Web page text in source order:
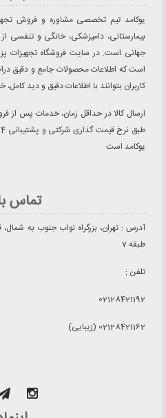
یوکامد تیم تخصصی مشاوره و فروش
بیمارستانی، دامپزشکی، خانگی و تنفسی
جهانی است. در سایت فروشگاه تجهیزات
است که اطلاعات محصولات جامع و دقیق
کاربران بتوانند با اطلاعات دقیق و دید
ارسال کالا در حداقل زمان، خدمات پس از
یوکامد است.
تماس
آدرس : تهران، بزرگراه نواب جنوب به شمال،
طبقه 7
تلفن :
02128421192
02128421162 (زیبایی)